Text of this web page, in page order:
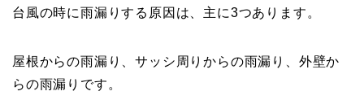
台風の時に雨漏りする原因は、主に3つあります。
屋根からの雨漏り、サッシ周りからの雨漏り、外壁か
らの雨漏りです。